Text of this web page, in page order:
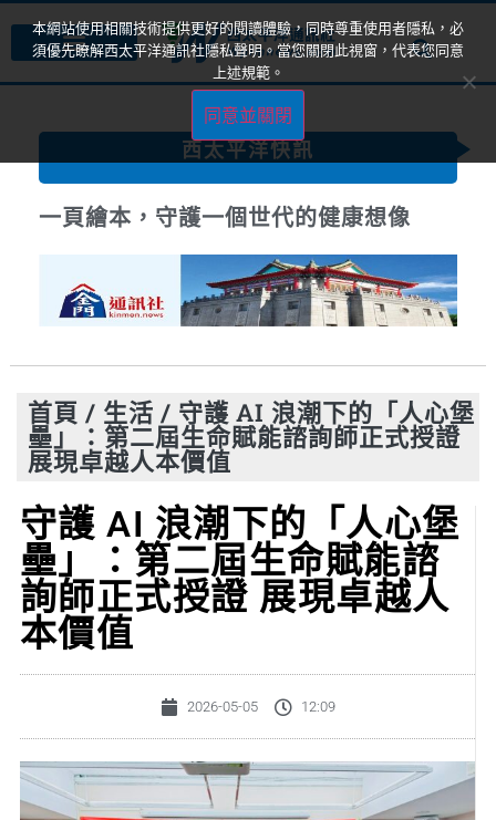
西太平洋快訊
一頁繪本，守護一個世代的健康想像
首頁 / 生活 / 守護 AI 浪潮下的「人心堡
壘」：第二屆生命賦能諮詢師正式授證
展現卓越人本價值
守護 AI 浪潮下的「人心堡
壘」：第二屆生命賦能諮
詢師正式授證 展現卓越人
本價值
2026-05-05 12:09
本網站使用相關技術提供更好的閱讀體驗，同時尊重使用者隱私，必
須優先瞭解西太平洋通訊社隱私聲明。當您關閉此視窗，代表您同意
上述規範。
同意並關閉